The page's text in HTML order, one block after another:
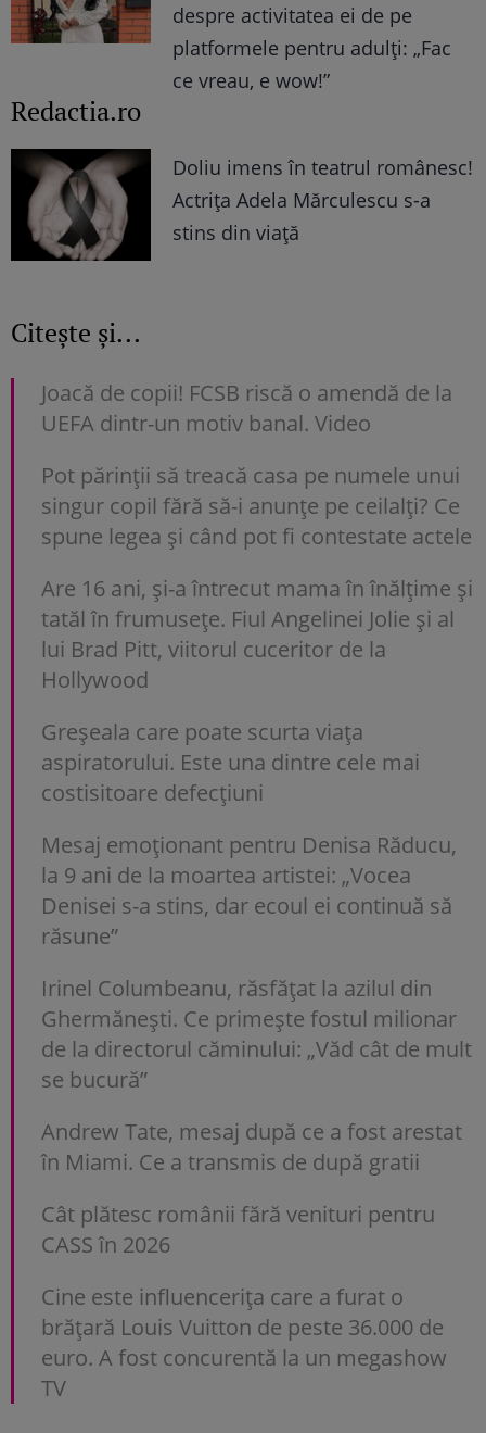
despre activitatea ei de pe
platformele pentru adulți: „Fac
ce vreau, e wow!”
Redactia.ro
Doliu imens în teatrul românesc!
Actrița Adela Mărculescu s-a
stins din viață
Citește și...
Joacă de copii! FCSB riscă o amendă de la
UEFA dintr-un motiv banal. Video
Pot părinții să treacă casa pe numele unui
singur copil fără să-i anunțe pe ceilalți? Ce
spune legea și când pot fi contestate actele
Are 16 ani, și-a întrecut mama în înălțime și
tatăl în frumusețe. Fiul Angelinei Jolie și al
lui Brad Pitt, viitorul cuceritor de la
Hollywood
Greșeala care poate scurta viața
aspiratorului. Este una dintre cele mai
costisitoare defecțiuni
Mesaj emoționant pentru Denisa Răducu,
la 9 ani de la moartea artistei: „Vocea
Denisei s-a stins, dar ecoul ei continuă să
răsune”
Irinel Columbeanu, răsfățat la azilul din
Ghermănești. Ce primește fostul milionar
de la directorul căminului: „Văd cât de mult
se bucură”
Andrew Tate, mesaj după ce a fost arestat
în Miami. Ce a transmis de după gratii
Cât plătesc românii fără venituri pentru
CASS în 2026
Cine este influencerița care a furat o
brățară Louis Vuitton de peste 36.000 de
euro. A fost concurentă la un megashow
TV